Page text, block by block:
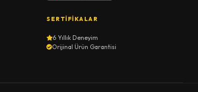
SERTIFIKALAR
6 Yıllık Deneyim
Orijinal Ürün Garantisi